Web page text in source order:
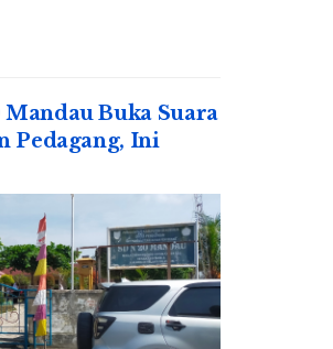
Buka Suara
Pedagang, Ini